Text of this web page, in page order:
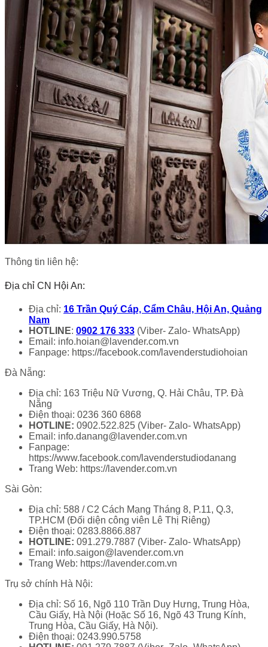
Thông tin liên hệ:
Địa chỉ CN Hội An:
Địa chỉ: 16 Trần Quý Cáp, Cẩm Châu, Hội An, Quảng
Nam
HOTLINE: 0902 176 333 (Viber- Zalo- WhatsApp)
Email: info.hoian@lavender.com.vn
Fanpage: https://facebook.com/lavenderstudiohoian
Đà Nẵng:
Địa chỉ: 163 Triệu Nữ Vương, Q. Hải Châu, TP. Đà
Nẵng
Điện thoại: 0236 360 6868
HOTLINE: 0902.522.825 (Viber- Zalo- WhatsApp)
Email: info.danang@lavender.com.vn
Fanpage:
https://www.facebook.com/lavenderstudiodanang
Trang Web: https://lavender.com.vn
Sài Gòn:
Địa chỉ: 588 / C2 Cách Mạng Tháng 8, P.11, Q.3,
TP.HCM (Đối diện công viên Lê Thị Riêng)
Điện thoại: 0283.8866.887
HOTLINE: 091.279.7887 (Viber- Zalo- WhatsApp)
Email: info.saigon@lavender.com.vn
Trang Web: https://lavender.com.vn
Trụ sở chính Hà Nội:
Địa chỉ: Số 16, Ngõ 110 Trần Duy Hưng, Trung Hòa,
Cầu Giấy, Hà Nội (Hoặc Số 16, Ngõ 43 Trung Kính,
Trung Hòa, Cầu Giấy, Hà Nội).
Điện thoại: 0243.990.5758